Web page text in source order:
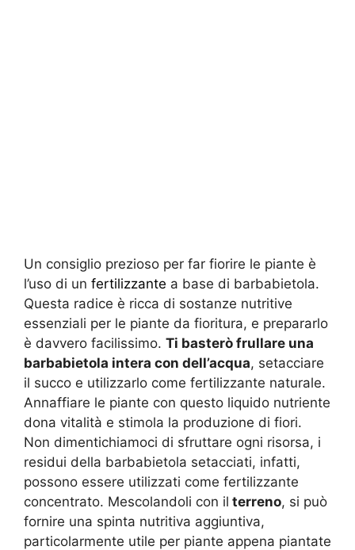
Un consiglio prezioso per far fiorire le piante è
l’uso di un fertilizzante a base di barbabietola.
Questa radice è ricca di sostanze nutritive
essenziali per le piante da fioritura, e prepararlo
è davvero facilissimo. Ti basterò frullare una
barbabietola intera con dell’acqua, setacciare
il succo e utilizzarlo come fertilizzante naturale.
Annaffiare le piante con questo liquido nutriente
dona vitalità e stimola la produzione di fiori.
Non dimentichiamoci di sfruttare ogni risorsa, i
residui della barbabietola setacciati, infatti,
possono essere utilizzati come fertilizzante
concentrato. Mescolandoli con il terreno, si può
fornire una spinta nutritiva aggiuntiva,
particolarmente utile per piante appena piantate